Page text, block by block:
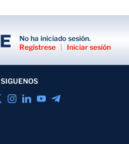
No ha iniciado sesión.
Regístrese
Iniciar sesión
SIGUENOS